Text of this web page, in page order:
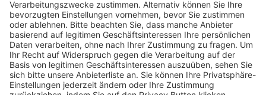
Schulungsangebot Vereinsmitarbeiter
BFV-Geschäftsstellen
Trainerbörse
Login SpielPlus